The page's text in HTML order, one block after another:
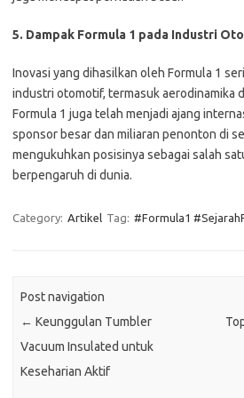
5. Dampak Formula 1 pada Industri
Inovasi yang dihasilkan oleh Formula 1
industri otomotif, termasuk aerodinamika
Formula 1 juga telah menjadi ajang
sponsor besar dan miliaran penonton di
mengukuhkan posisinya sebagai salah
berpengaruh di dunia.
Category: Artikel Tag: #Formula1
Post navigation
← Keunggulan Tumbler
Vacuum Insulated untuk
Keseharian Aktif